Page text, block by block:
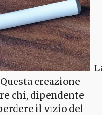
Questa creazione
chi, dipendente
il vizio del